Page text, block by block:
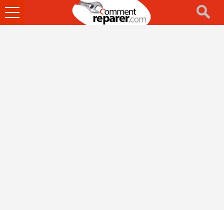
Ouvrir
le